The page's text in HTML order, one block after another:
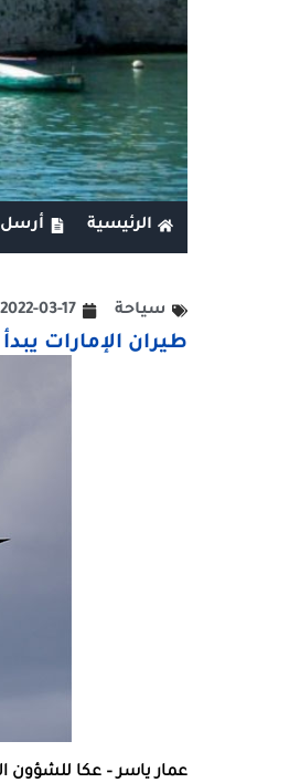
الرئيسية أرسل
سياحة 2022-03-17
طيران الإمارات
عمار ياسر – عكا للشؤون